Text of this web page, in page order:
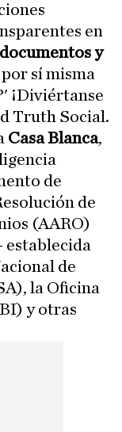
en
y
sí misma
¡Diviértanse
Truth Social.
Casa Blanca,
de
de
(AARO)
establecida
de
la Oficina
y otras